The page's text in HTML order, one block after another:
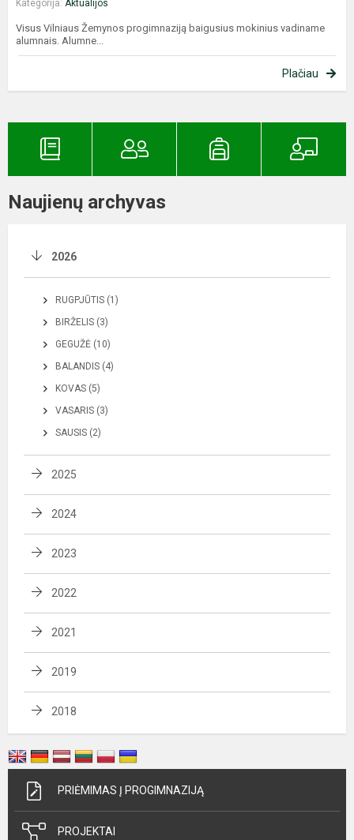
Kategorija: Aktualijos
Visus Vilniaus Žemynos progimnaziją baigusius mokinius vadiname
alumnais. Alumne...
Plačiau
Naujienų archyvas
2026
RUGPJŪTIS (1)
BIRŽELIS (3)
GEGUŽĖ (10)
BALANDIS (4)
KOVAS (5)
VASARIS (3)
SAUSIS (2)
2025
2024
2023
2022
2021
2019
2018
PRIĖMIMAS Į PROGIMNAZIJĄ
PROJEKTAI